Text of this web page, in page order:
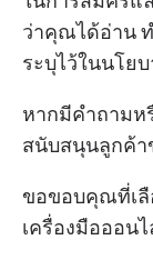
ว่าคุณได้อ่าน
ระบุไว้ในนโย
หากมีคำถามห
สนับสนุนลูกค้า
ขอขอบคุณที่เลื
เครื่องมือออน